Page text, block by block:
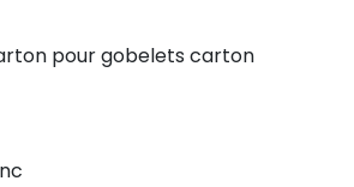
pour gobelets carton